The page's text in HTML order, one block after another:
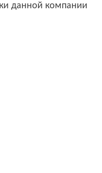
данной компании